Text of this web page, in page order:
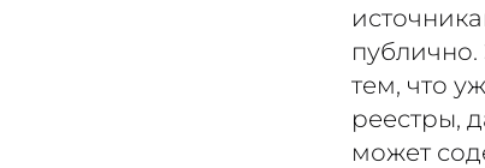
тем, что
реестры,
может